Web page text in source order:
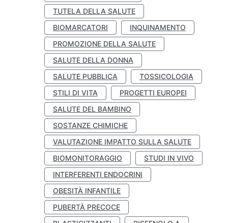
TUTELA DELLA SALUTE
BIOMARCATORI
INQUINAMENTO
PROMOZIONE DELLA SALUTE
SALUTE DELLA DONNA
SALUTE PUBBLICA
TOSSICOLOGIA
STILI DI VITA
PROGETTI EUROPEI
SALUTE DEL BAMBINO
SOSTANZE CHIMICHE
VALUTAZIONE IMPATTO SULLA SALUTE
BIOMONITORAGGIO
STUDI IN VIVO
INTERFERENTI ENDOCRINI
OBESITÀ INFANTILE
PUBERTÀ PRECOCE